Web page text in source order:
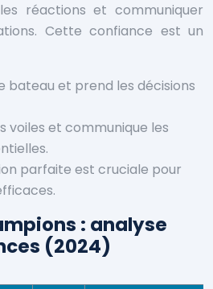
réactions et communiquer
Cette confiance est un
bateau et prend les décisions
voiles et communique les
parfaite est cruciale pour
: analyse
(2024)